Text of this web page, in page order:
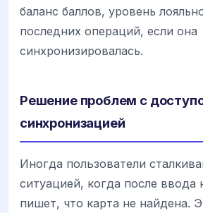
баланс баллов, уровень
последних операций, если она
синхронизировалась.
Решение проблем с
синхронизацией
Иногда пользователи
ситуацией, когда после ввода
пишет, что карта не найдена.